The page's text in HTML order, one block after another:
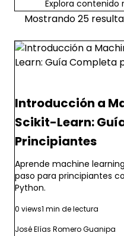
Explora
Mostrando 25
Introducción a
Scikit-Learn:
Principiantes
Aprende machine
paso para principiantes
Python.
0 views1 min de lectura
José Elías Romero Guanipa